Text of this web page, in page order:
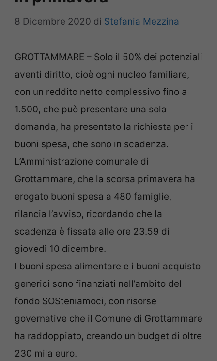
8 Dicembre 2020 di Stefania Mezzina
GROTTAMMARE – Solo il 50% dei potenziali
aventi diritto, cioè ogni nucleo familiare,
con un reddito netto complessivo fino a
1.500, che può presentare una sola
domanda, ha presentato la richiesta per i
buoni spesa, che sono in scadenza.
L’Amministrazione comunale di
Grottammare, che la scorsa primavera ha
erogato buoni spesa a 480 famiglie,
rilancia l’avviso, ricordando che la
scadenza è fissata alle ore 23.59 di
giovedì 10 dicembre.
I buoni spesa alimentare e i buoni acquisto
generici sono finanziati nell’ambito del
fondo SOSteniamoci, con risorse
governative che il Comune di Grottammare
ha raddoppiato, creando un budget di oltre
230 mila euro.